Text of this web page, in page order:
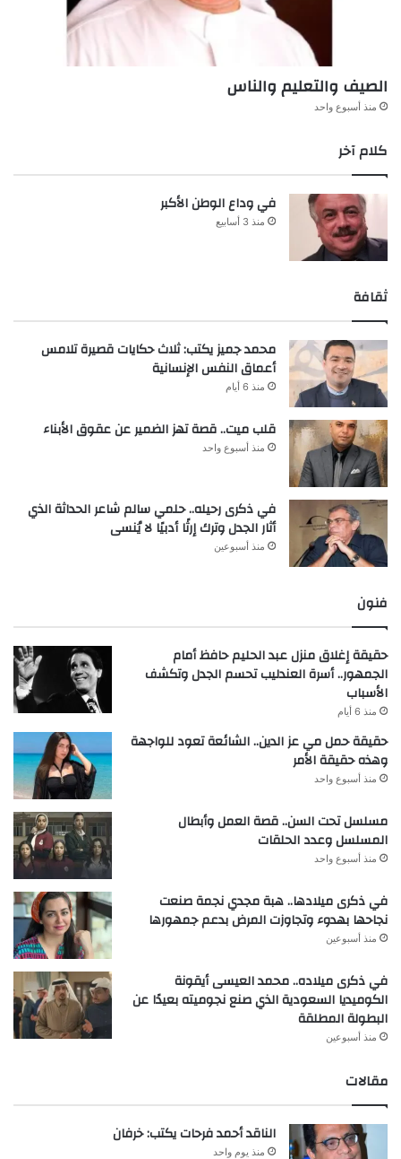
الصيف والتعليم والناس
منذ أسبوع واحد
كلام آخر
في وداع الوطن الأكبر
منذ 3 أسابيع
ثقافة
محمد جميز يكتب: ثلاث حكايات قصيرة تلامس
أعماق النفس الإنسانية
منذ 6 أيام
قلب ميت.. قصة تهز الضمير عن عقوق الأبناء
منذ أسبوع واحد
في ذكرى رحيله.. حلمي سالم شاعر الحداثة الذي
أثار الجدل وترك إرثًا أدبيًا لا يُنسى
منذ أسبوعين
فنون
حقيقة إغلاق منزل عبد الحليم حافظ أمام
الجمهور.. أسرة العندليب تحسم الجدل وتكشف
الأسباب
منذ 6 أيام
حقيقة حمل مي عز الدين.. الشائعة تعود للواجهة
وهذه حقيقة الأمر
منذ أسبوع واحد
مسلسل تحت السن.. قصة العمل وأبطال
المسلسل وعدد الحلقات
منذ أسبوع واحد
في ذكرى ميلادها.. هبة مجدي نجمة صنعت
نجاحها بهدوء وتجاوزت المرض بدعم جمهورها
منذ أسبوعين
في ذكرى ميلاده.. محمد العيسى أيقونة
الكوميديا السعودية الذي صنع نجوميته بعيدًا عن
البطولة المطلقة
منذ أسبوعين
مقالات
الناقد أحمد فرحات يكتب: خرفان
منذ يوم واحد